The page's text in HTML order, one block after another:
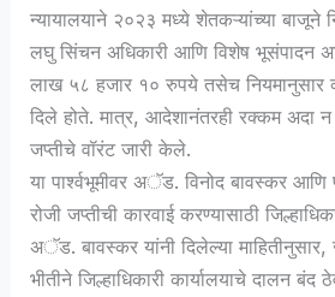
न्यायालयाने २०२३ मध्ये शेतकऱ्यांच्या बाजूने
लघु सिंचन अधिकारी आणि विशेष भूसंपादन
लाख ५८ हजार १० रुपये तसेच नियमानुसार
दिले होते. मात्र, आदेशानंतरही रक्कम अदा न
जप्तीचे वॉरंट जारी केले.
या पार्श्वभूमीवर अॅड. विनोद बावस्कर
रोजी जप्तीची कारवाई करण्यासाठी
अॅड. बावस्कर यांनी दिलेल्या माहितीनुसार,
भीतीने जिल्हाधिकारी कार्यालयाचे दालन